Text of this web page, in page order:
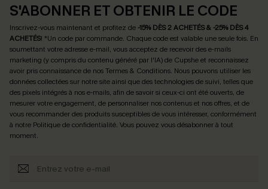
S'ABONNER ET OBTENIR LE CODE
Inscrivez-vous maintenant et profitez de -15% DÈS 2 ACHETÉS & -25% DÈS 4
ACHETÉS! *Un code par commande. Chaque code est valable une seule fois. En
soumettant votre adresse e-mail, vous acceptez de recevoir des e-mails
marketing (y compris du contenu généré par l'IA) de Cupshe et reconnaissez
avoir pris connaissance de nosTermes & Conditions. Nous pouvons utiliser les
données collectées sur notre site ainsi que des technologies de suivi, telles que
des pixels intégrés à nos e-mails, afin de savoir si ceux-ci ont été ouverts, de
mesurer votre engagement, de personnaliser nos contenus et nos offres, et de
vous recommander des produits susceptibles de vous intéresser, conformément
à notre Politique de confidentialité. Vous pouvez vous désabonner à tout
moment.